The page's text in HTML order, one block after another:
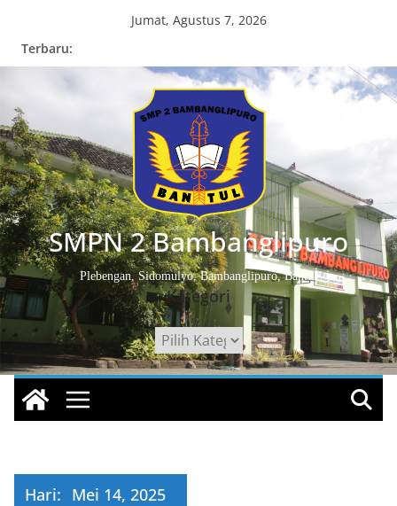
Jumat, Agustus 7, 2026
Terbaru:
SMPN 2 Bambanglipuro
Plebengan, Sidomulyo, Bambanglipuro, Bantul
Kategori
Kategori
Hari: Mei 14, 2025